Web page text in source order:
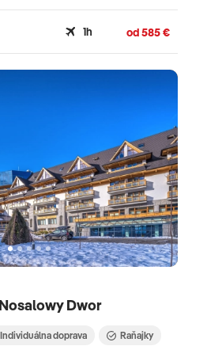
1h od 585 €
Dwor
Individuálna doprava Raňajky